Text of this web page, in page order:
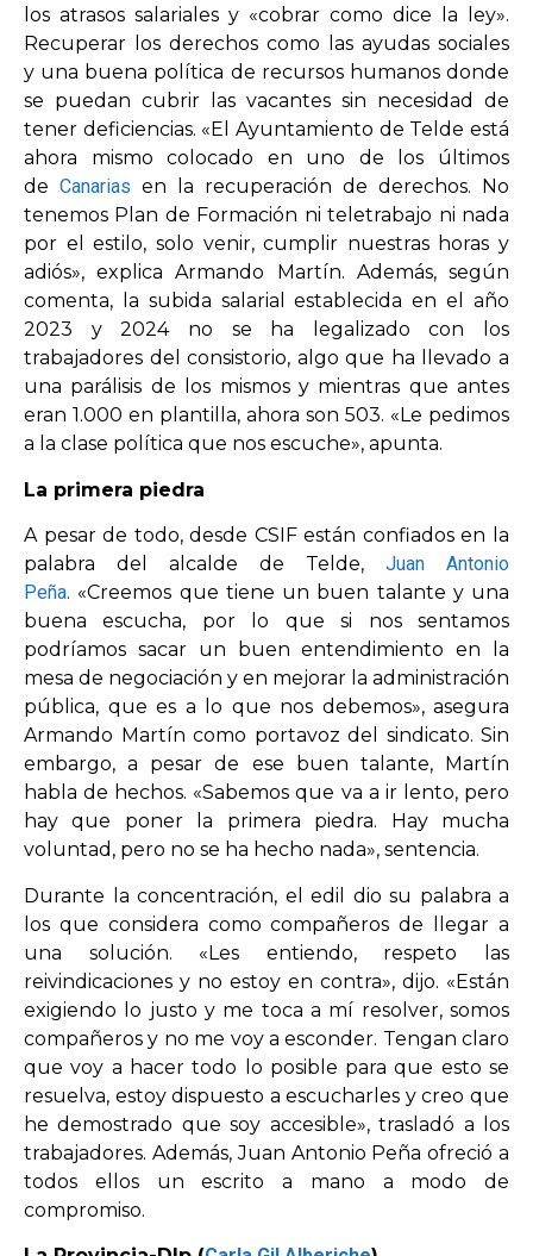
los atrasos salariales y «cobrar como dice la ley».
Recuperar los derechos como las ayudas sociales
y una buena política de recursos humanos donde
se puedan cubrir las vacantes sin necesidad de
tener deficiencias. «El Ayuntamiento de Telde está
ahora mismo colocado en uno de los últimos
de Canarias en la recuperación de derechos. No
tenemos Plan de Formación ni teletrabajo ni nada
por el estilo, solo venir, cumplir nuestras horas y
adiós», explica Armando Martín. Además, según
comenta, la subida salarial establecida en el año
2023 y 2024 no se ha legalizado con los
trabajadores del consistorio, algo que ha llevado a
una parálisis de los mismos y mientras que antes
eran 1.000 en plantilla, ahora son 503. «Le pedimos
a la clase política que nos escuche», apunta.
La primera piedra
A pesar de todo, desde CSIF están confiados en la
palabra del alcalde de Telde, Juan Antonio
Peña. «Creemos que tiene un buen talante y una
buena escucha, por lo que si nos sentamos
podríamos sacar un buen entendimiento en la
mesa de negociación y en mejorar la administración
pública, que es a lo que nos debemos», asegura
Armando Martín como portavoz del sindicato. Sin
embargo, a pesar de ese buen talante, Martín
habla de hechos. «Sabemos que va a ir lento, pero
hay que poner la primera piedra. Hay mucha
voluntad, pero no se ha hecho nada», sentencia.
Durante la concentración, el edil dio su palabra a
los que considera como compañeros de llegar a
una solución. «Les entiendo, respeto las
reivindicaciones y no estoy en contra», dijo. «Están
exigiendo lo justo y me toca a mí resolver, somos
compañeros y no me voy a esconder. Tengan claro
que voy a hacer todo lo posible para que esto se
resuelva, estoy dispuesto a escucharles y creo que
he demostrado que soy accesible», trasladó a los
trabajadores. Además, Juan Antonio Peña ofreció a
todos ellos un escrito a mano a modo de
compromiso.